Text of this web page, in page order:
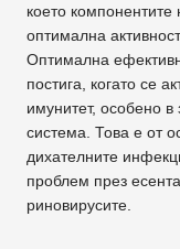
което
оптимална
Оптимална
постига, когато се
имунитет, особено в
система. Това е от
дихателните
проблем през
риновирусите.